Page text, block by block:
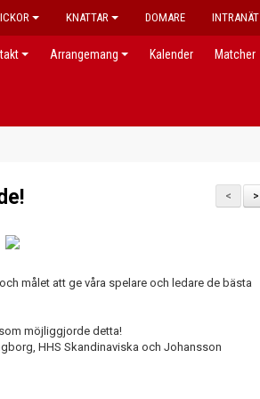
KNATTAR DOMARE INTRANÄT
Arrangemang Kalender Matcher
>
<
målet att ge våra spelare och ledare de bästa
möjliggjorde detta!
HHS Skandinaviska och Johansson